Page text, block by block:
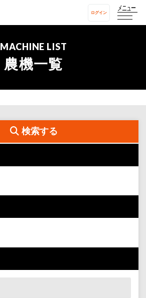
ログイン
メニュー
MACHINE LIST
農機一覧
検索する